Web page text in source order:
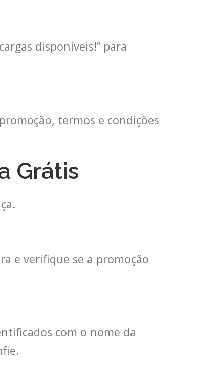
disponíveis!” para
termos e condições
Grátis
e verifique se a promoção
com o nome da